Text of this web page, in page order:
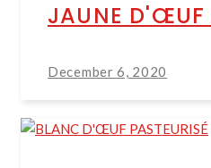
JAUNE D'ŒUF
December 6, 2020